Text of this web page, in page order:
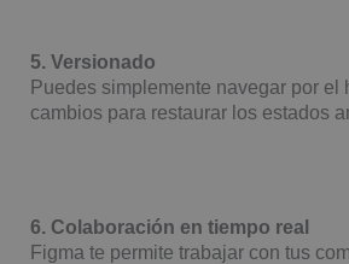
5. Versionado
Puedes simplemente navegar por el
cambios para restaurar los estados
6. Colaboración en tiempo real
Figma te permite trabajar con tus